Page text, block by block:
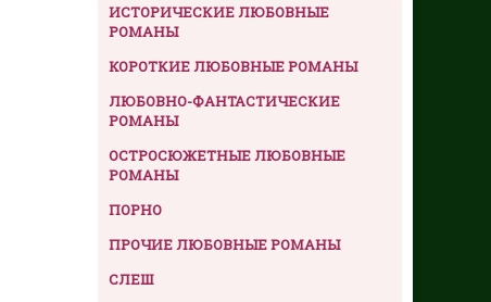
ИСТОРИЧЕСКИЕ ЛЮБОВНЫЕ
РОМАНЫ
КОРОТКИЕ ЛЮБОВНЫЕ РОМАНЫ
ЛЮБОВНО-ФАНТАСТИЧЕСКИЕ
РОМАНЫ
ОСТРОСЮЖЕТНЫЕ ЛЮБОВНЫЕ
РОМАНЫ
ПОРНО
ПРОЧИЕ ЛЮБОВНЫЕ РОМАНЫ
СЛЕШ